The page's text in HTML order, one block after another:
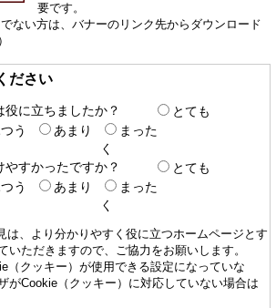
要です。
ない方は、バナーのリンク先からダウンロード
ださい
役に立ちましたか？
とても
う あまり
まった
く
やすかったですか？
とても
う あまり
まった
く
、より分かりやすく役に立つホームページとす
いただきますので、ご協力をお願いします。
（クッキー）が使用できる設定になっていな
がCookie（クッキー）に対応していない場合は